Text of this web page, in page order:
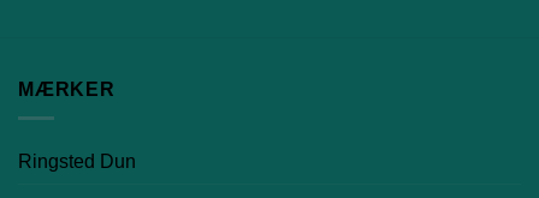
MÆRKER
Ringsted Dun